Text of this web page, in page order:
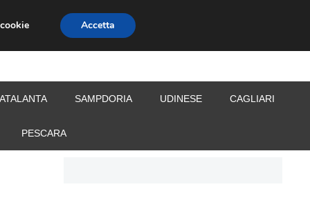
CALCIOMERCATO
ATALANTA SAMPDORIA UDINESE CAGLIARI
PESCARA
Accetta